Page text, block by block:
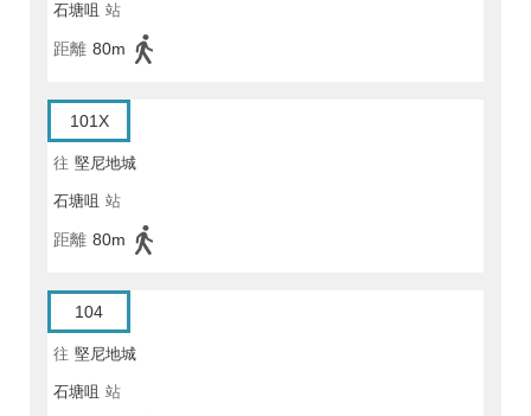
石塘咀 站
距離 80m
101X
往 堅尼地城
石塘咀 站
距離 80m
104
往 堅尼地城
石塘咀 站